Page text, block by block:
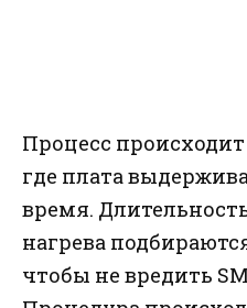
Процесс
где плата
время.
нагрева
чтобы не вредить